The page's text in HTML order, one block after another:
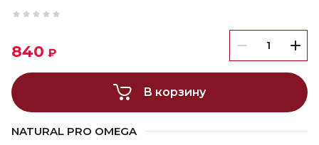
840 ₽
В корзину
NATURAL PRO OMEGA